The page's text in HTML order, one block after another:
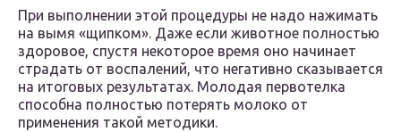
При выполнении этой процедуры не надо нажимать
на вымя «щипком». Даже если животное полностью
здоровое, спустя некоторое время оно начинает
страдать от воспалений, что негативно сказывается
на итоговых результатах. Молодая первотелка
способна полностью потерять молоко от
применения такой методики.